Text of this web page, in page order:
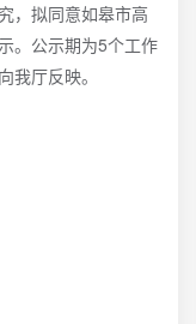
，拟同意如皋市高
。公示期为5个工作
我厅反映。